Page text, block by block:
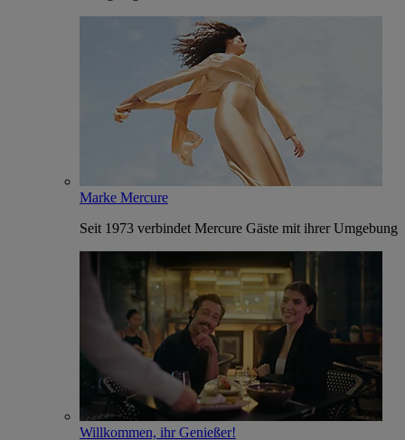
Marke Mercure
Seit 1973 verbindet Mercure Gäste mit ihrer Umgebung
Willkommen, ihr Genießer!